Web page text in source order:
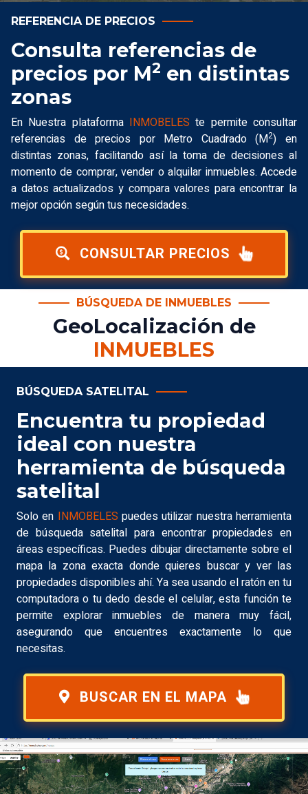
REFERENCIA DE PRECIOS
Consulta referencias de
precios por M2 en distintas
zonas
En Nuestra plataforma INMOBELES te permite consultar
referencias de precios por Metro Cuadrado (M2) en
distintas zonas, facilitando así la toma de decisiones al
momento de comprar, vender o alquilar inmuebles. Accede
a datos actualizados y compara valores para encontrar la
mejor opción según tus necesidades.
CONSULTAR PRECIOS
BÚSQUEDA DE INMUEBLES
GeoLocalización de
INMUEBLES
BÚSQUEDA SATELITAL
Encuentra tu propiedad
ideal con nuestra
herramienta de búsqueda
satelital
Solo en INMOBELES puedes utilizar nuestra herramienta
de búsqueda satelital para encontrar propiedades en
áreas específicas. Puedes dibujar directamente sobre el
mapa la zona exacta donde quieres buscar y ver las
propiedades disponibles ahí. Ya sea usando el ratón en tu
computadora o tu dedo desde el celular, esta función te
permite explorar inmuebles de manera muy fácil,
asegurando que encuentres exactamente lo que
necesitas.
BUSCAR EN EL MAPA